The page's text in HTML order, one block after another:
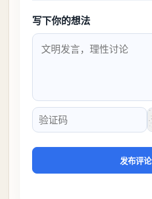
写下你的想法
验证码
发布评论